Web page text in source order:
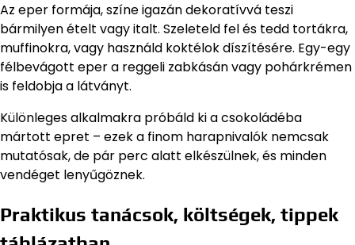
Az eper formája, színe igazán dekoratívvá teszi
bármilyen ételt vagy italt. Szeleteld fel és tedd tortákra,
muffinokra, vagy használd koktélok díszítésére. Egy-egy
félbevágott eper a reggeli zabkásán vagy pohárkrémen
is feldobja a látványt.
Különleges alkalmakra próbáld ki a csokoládéba
mártott epret – ezek a finom harapnivalók nemcsak
mutatósak, de pár perc alatt elkészülnek, és minden
vendéget lenyűgöznek.
Praktikus tanácsok, költségek, tippek